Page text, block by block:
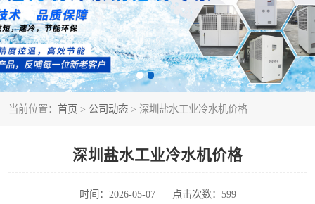
当前位置： 首页 > 公司动态 > 深圳盐水工业冷水机价格
深圳盐水工业冷水机价格
时间：2026-05-07 点击次数：599
冷水机
导热油加热器